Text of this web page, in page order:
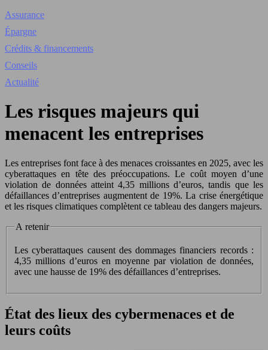
Assurance
Épargne
Crédits & financements
Conseils
Actualité
Les risques majeurs qui
menacent les entreprises
Les entreprises font face à des menaces croissantes en 2025, avec les
cyberattaques en tête des préoccupations. Le coût moyen d’une
violation de données atteint 4,35 millions d’euros, tandis que les
défaillances d’entreprises augmentent de 19%. La crise énergétique
et les risques climatiques complètent ce tableau des dangers majeurs.
A retenir
Les cyberattaques causent des dommages financiers records :
4,35 millions d’euros en moyenne par violation de données,
avec une hausse de 19% des défaillances d’entreprises.
État des lieux des cybermenaces et de
leurs coûts